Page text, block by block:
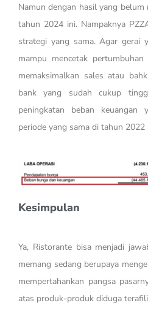
Namun dengan hasil yang belum
tahun 2024 ini. Nampaknya
strategi yang sama. Agar gerai
mampu mencetak
memaksimalkan sales atau
bank yang sudah cukup
peningkatan beban keuangan
periode yang sama di tahun 2022
Kesimpulan
Ya, Ristorante bisa menjadi
memang sedang berupaya
mempertahankan pangsa
atas produk-produk diduga